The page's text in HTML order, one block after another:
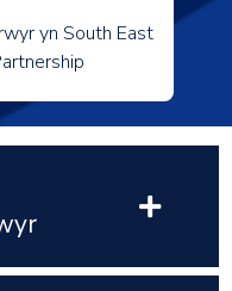
yn South East